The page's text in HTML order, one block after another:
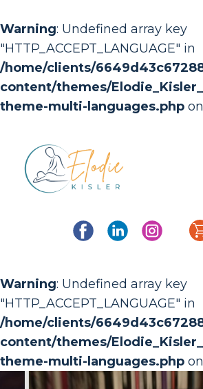
Warning: Undefined array key
"HTTP_ACCEPT_LANGUAGE" in
/home/clients/
content/themes/
theme-multi-languages.php
Warning: Undefined array key
"HTTP_ACCEPT_LANGUAGE" in
/home/clients/
content/themes/
theme-multi-languages.php